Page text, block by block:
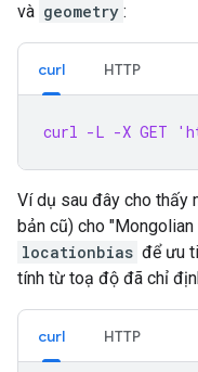
và geometry :
curl HTTP
curl -L -X GET
Ví dụ sau đây cho thấy
bản cũ) cho
locationbias để ưu
tính từ toạ độ đã chỉ
curl HTTP